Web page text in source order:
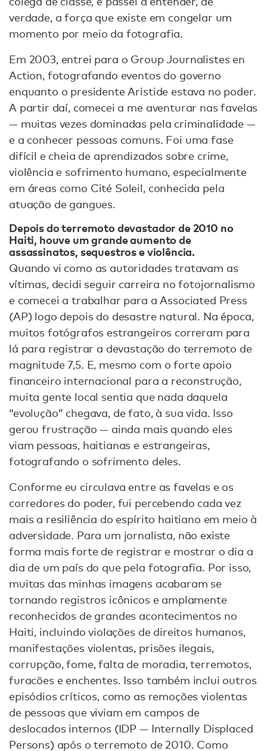
verdade, a força que existe em congelar um
momento por meio da fotografia.
Em 2003, entrei para o Group Journalistes en
Action, fotografando eventos do governo
enquanto o presidente Aristide estava no poder.
A partir daí, comecei a me aventurar nas favelas
— muitas vezes dominadas pela criminalidade —
e a conhecer pessoas comuns. Foi uma fase
difícil e cheia de aprendizados sobre crime,
violência e sofrimento humano, especialmente
em áreas como Cité Soleil, conhecida pela
atuação de gangues.
Depois do terremoto devastador de 2010 no
Haiti, houve um grande aumento de
assassinatos, sequestros e violência.
Quando vi como as autoridades tratavam as
vítimas, decidi seguir carreira no fotojornalismo
e comecei a trabalhar para a Associated Press
(AP) logo depois do desastre natural. Na época,
muitos fotógrafos estrangeiros correram para
lá para registrar a devastação do terremoto de
magnitude 7,5. E, mesmo com o forte apoio
financeiro internacional para a reconstrução,
muita gente local sentia que nada daquela
“evolução” chegava, de fato, à sua vida. Isso
gerou frustração — ainda mais quando eles
viam pessoas, haitianas e estrangeiras,
fotografando o sofrimento deles.
Conforme eu circulava entre as favelas e os
corredores do poder, fui percebendo cada vez
mais a resiliência do espírito haitiano em meio à
adversidade. Para um jornalista, não existe
forma mais forte de registrar e mostrar o dia a
dia de um país do que pela fotografia. Por isso,
muitas das minhas imagens acabaram se
tornando registros icônicos e amplamente
reconhecidos de grandes acontecimentos no
Haiti, incluindo violações de direitos humanos,
manifestações violentas, prisões ilegais,
corrupção, fome, falta de moradia, terremotos,
furacões e enchentes. Isso também inclui outros
episódios críticos, como as remoções violentas
de pessoas que viviam em campos de
deslocados internos (IDP — Internally Displaced
Persons) após o terremoto de 2010. Como